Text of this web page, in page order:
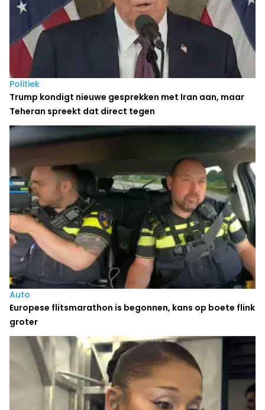
Politiek
Trump kondigt nieuwe gesprekken met Iran aan, maar
Teheran spreekt dat direct tegen
Auto
Europese flitsmarathon is begonnen, kans op boete flink
groter